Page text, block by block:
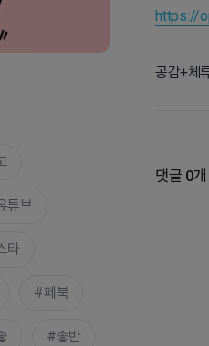
튜브
타
페북
좋반
https://
공감+체
댓글 0개